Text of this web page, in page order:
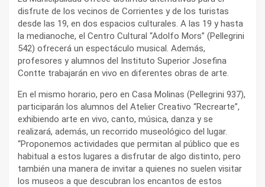
disfrute de los vecinos de Corrientes y de los turistas
desde las 19, en dos espacios culturales. A las 19 y hasta
la medianoche, el Centro Cultural “Adolfo Mors” (Pellegrini
542) ofrecerá un espectáculo musical. Además,
profesores y alumnos del Instituto Superior Josefina
Contte trabajarán en vivo en diferentes obras de arte.
En el mismo horario, pero en Casa Molinas (Pellegrini 937),
participarán los alumnos del Atelier Creativo “Recrearte”,
exhibiendo arte en vivo, canto, música, danza y se
realizará, además, un recorrido museológico del lugar.
“Proponemos actividades que permitan al público que es
habitual a estos lugares a disfrutar de algo distinto, pero
también una manera de invitar a quienes no suelen visitar
los museos a que descubran los encantos de estos